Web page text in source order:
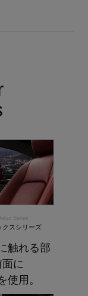
Series
クスシリーズ
触れる部
に
使用。